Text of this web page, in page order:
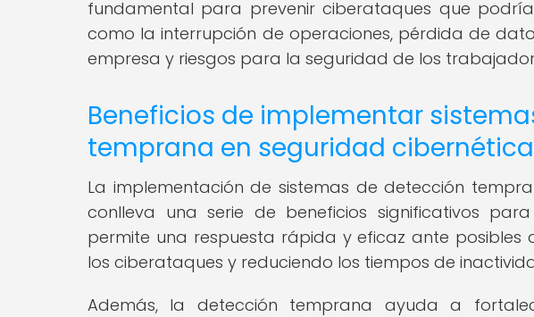
fundamental para prevenir ciberataques que
como la interrupción de operaciones, pérdida de
empresa y riesgos para la seguridad de los
Beneficios de implementar
temprana en seguridad cibernética
La implementación de sistemas de detección
conlleva una serie de beneficios significativos
permite una respuesta rápida y eficaz ante posibles
los ciberataques y reduciendo los tiempos de
Además, la detección temprana ayuda a